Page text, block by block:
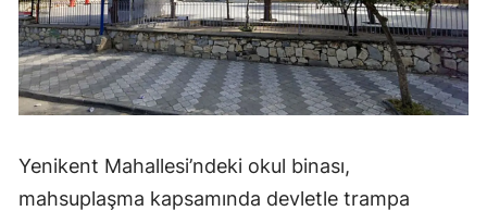
Yenikent Mahallesi’ndeki okul binası,
mahsuplaşma kapsamında devletle trampa